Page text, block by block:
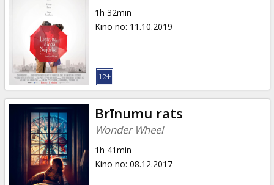
1h 32min
Kino no: 11.10.2019
Brīnumu rats
Wonder Wheel
1h 41min
Kino no: 08.12.2017